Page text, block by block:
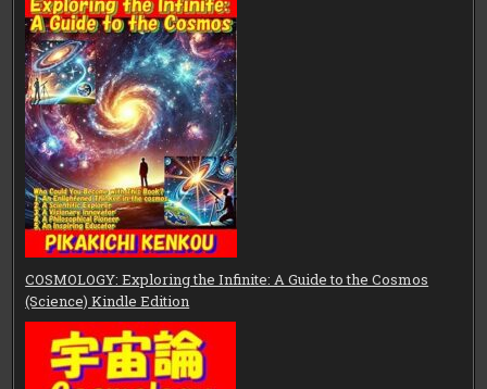
COSMOLOGY: Exploring the Infinite: A Guide to the Cosmos
(Science) Kindle Edition